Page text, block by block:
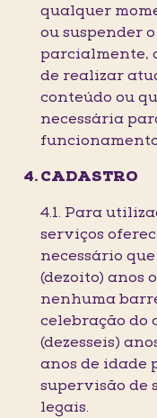
qualquer
ou suspender
parcialmente,
de realizar
conteúdo ou
necessária
CADASTRO
4.1. Para
serviços
necessário
(dezoito) anos
nenhuma
celebração do
(dezesseis)
anos de idade
supervisão de
legais.